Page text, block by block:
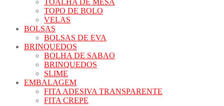
TOALHA DE MESA
TOPO DE BOLO
VELAS
BOLSAS
BOLSAS DE EVA
BRINQUEDOS
BOLHA DE SABAO
BRINQUEDOS
SLIME
EMBALAGEM
FITA ADESIVA TRANSPARENTE
FITA CREPE